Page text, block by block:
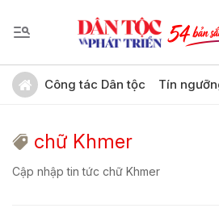
Công tác Dân tộc Tín
chữ Khmer
Cập nhập tin tức chữ Khmer